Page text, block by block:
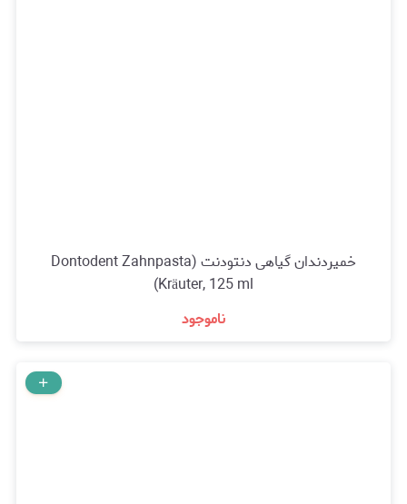
خمیردندان گیاهی دنتودنت (Dontodent Zahnpasta
Kräuter, 125 ml)
ناموجود